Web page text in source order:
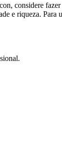
considere
e riqueza. Para